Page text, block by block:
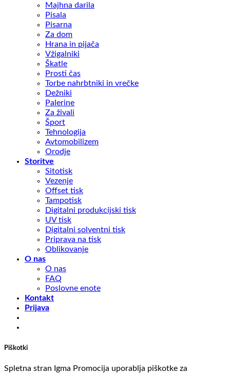
Majhna darila
Pisala
Pisarna
Za dom
Hrana in pijača
Vžigalniki
Škatle
Prosti čas
Torbe nahrbtniki in vrečke
Dežniki
Palerine
Za živali
Šport
Tehnologija
Avtomobilizem
Orodje
Storitve
Sitotisk
Vezenje
Offset tisk
Tampotisk
Digitalni produkcijski tisk
UV tisk
Digitalni solventni tisk
Priprava na tisk
Oblikovanje
O nas
O nas
FAQ
Poslovne enote
Kontakt
Prijava
Piškotki
Spletna stran Igma Promocija uporablja piškotke za